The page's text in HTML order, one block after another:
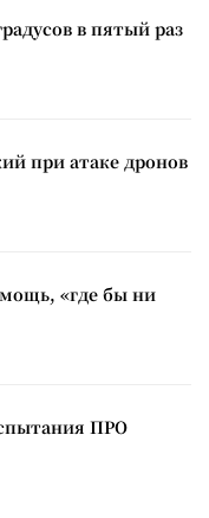
в пятый раз
при атаке дронов
«где бы ни
ПРО